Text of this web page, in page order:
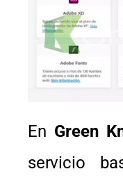
En Green
servicio